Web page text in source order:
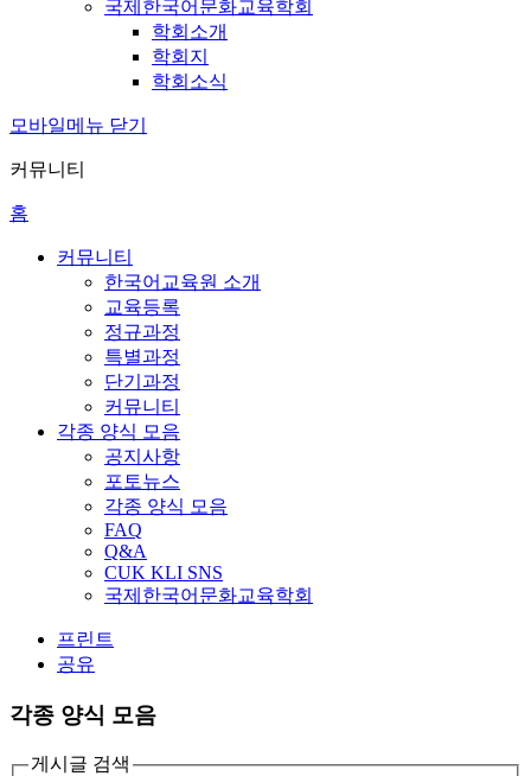
국제한국어문화교육학회
학회소개
학회지
학회소식
모바일메뉴 닫기
커뮤니티
홈
커뮤니티
한국어교육원 소개
교육등록
정규과정
특별과정
단기과정
커뮤니티
각종 양식 모음
공지사항
포토뉴스
각종 양식 모음
FAQ
Q&A
CUK KLI SNS
국제한국어문화교육학회
프린트
공유
각종 양식 모음
게시글 검색